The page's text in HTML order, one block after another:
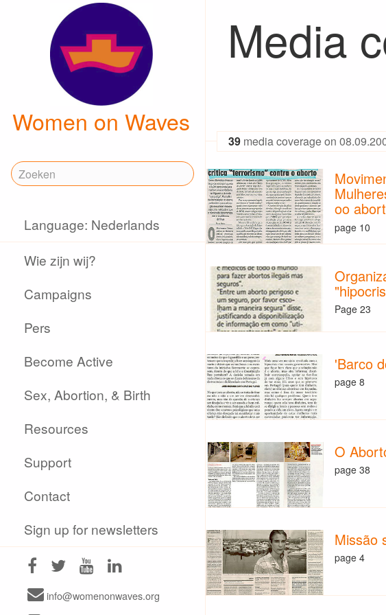
Women on Waves
Language: Nederlands
Wie zijn wij?
Campaigns
Pers
Become Active
Sex, Abortion, & Birth
Resources
Support
Contact
Sign up for newsletters
info@womenonwaves.org
Media
39 media coverage on
oo
page 10
Page 23
'Barco
page 8
O
page 38
Missão
page 4